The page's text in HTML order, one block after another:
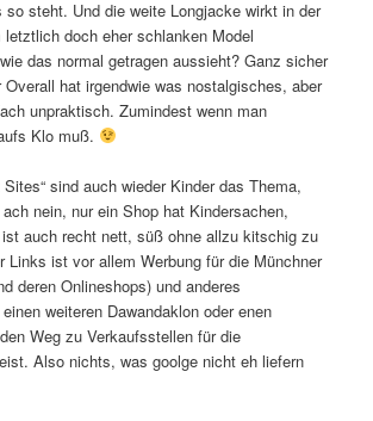
so steht. Und die weite Longjacke wirkt in der
letztlich doch eher schlanken Model
das normal getragen aussieht? Ganz sicher
Overall hat irgendwie was nostalgisches, aber
unpraktisch. Zumindest wenn man
Klo muß.
sind auch wieder Kinder das Thema,
nein, nur ein Shop hat Kindersachen,
auch recht nett, süß ohne allzu kitschig zu
Links ist vor allem Werbung für die Münchner
deren Onlineshops) und anderes
weiteren Dawandaklon oder enen
Weg zu Verkaufsstellen für die
Also nichts, was goolge nicht eh liefern